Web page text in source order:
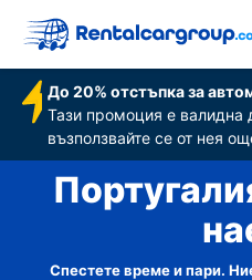
До 20% отстъпка за
Тази промоция е валидна
възползвайте се от нея
Спестете време и пари.